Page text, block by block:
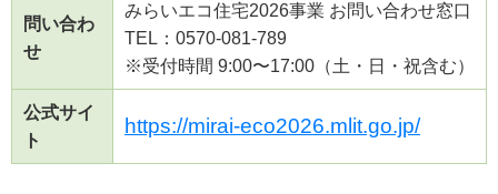
問い合わ
せ
みらいエコ住宅2026事業 お問い合わせ窓口
TEL：0570-081-789
※受付時間 9:00〜17:00（土・日・祝含む）
公式サイ
ト
https://mirai-eco2026.mlit.go.jp/